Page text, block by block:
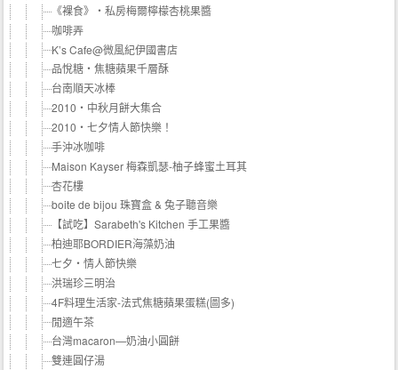
《裸食》‧私房梅爾檸檬杏桃果醬
咖啡弄
K’s Cafe@微風紀伊國書店
品悅糖‧焦糖蘋果千層酥
台南順天冰棒
2010‧中秋月餅大集合
2010‧七夕情人節快樂！
手沖冰咖啡
Maison Kayser 梅森凱瑟-柚子蜂蜜土耳其
杏花樓
boite de bijou 珠寶盒 & 兔子聽音樂
【試吃】Sarabeth's Kitchen 手工果醬
柏迪耶BORDIER海藻奶油
七夕‧情人節快樂
洪瑞珍三明治
4F料理生活家-法式焦糖蘋果蛋糕(圖多)
閒適午茶
台灣macaron—奶油小圓餅
雙連圓仔湯